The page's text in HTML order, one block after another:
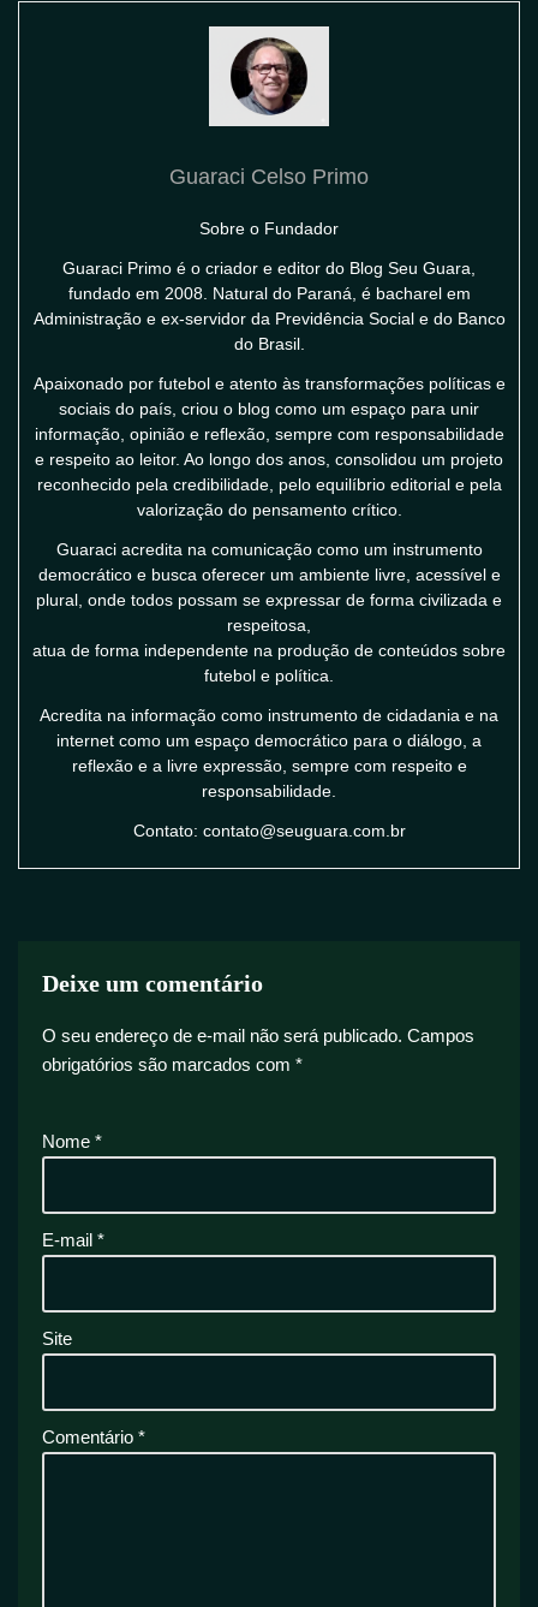
Guaraci Celso Primo
Sobre o Fundador
Guaraci Primo é o criador e editor do Blog Seu Guara,
fundado em 2008. Natural do Paraná, é bacharel em
Administração e ex-servidor da Previdência Social e do Banco
do Brasil.
Apaixonado por futebol e atento às transformações políticas e
sociais do país, criou o blog como um espaço para unir
informação, opinião e reflexão, sempre com responsabilidade
e respeito ao leitor. Ao longo dos anos, consolidou um projeto
reconhecido pela credibilidade, pelo equilíbrio editorial e pela
valorização do pensamento crítico.
Guaraci acredita na comunicação como um instrumento
democrático e busca oferecer um ambiente livre, acessível e
plural, onde todos possam se expressar de forma civilizada e
respeitosa,
atua de forma independente na produção de conteúdos sobre
futebol e política.
Acredita na informação como instrumento de cidadania e na
internet como um espaço democrático para o diálogo, a
reflexão e a livre expressão, sempre com respeito e
responsabilidade.
Contato: contato@seuguara.com.br
Deixe um comentário
O seu endereço de e-mail não será publicado. Campos
obrigatórios são marcados com *
Nome *
E-mail *
Site
Comentário *